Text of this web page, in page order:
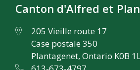
Canton d'Alfred et
205 Vieille route 17
Case postale 350
Plantagenet, Ontario K0B